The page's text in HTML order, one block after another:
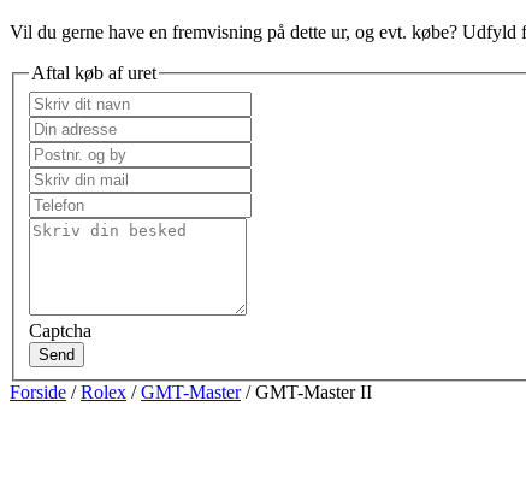
Vil du gerne have en fremvisning på dette ur, og evt. købe?
Aftal køb af uret
Captcha
Send
Forside /Rolex /GMT-Master/ GMT-Master II